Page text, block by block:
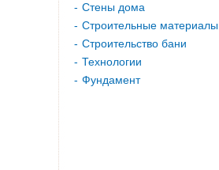
Стены дома
Строительные материалы
Строительство бани
Технологии
Фундамент